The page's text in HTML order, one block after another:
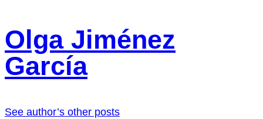
Olga Jiménez
García
See author’s other posts